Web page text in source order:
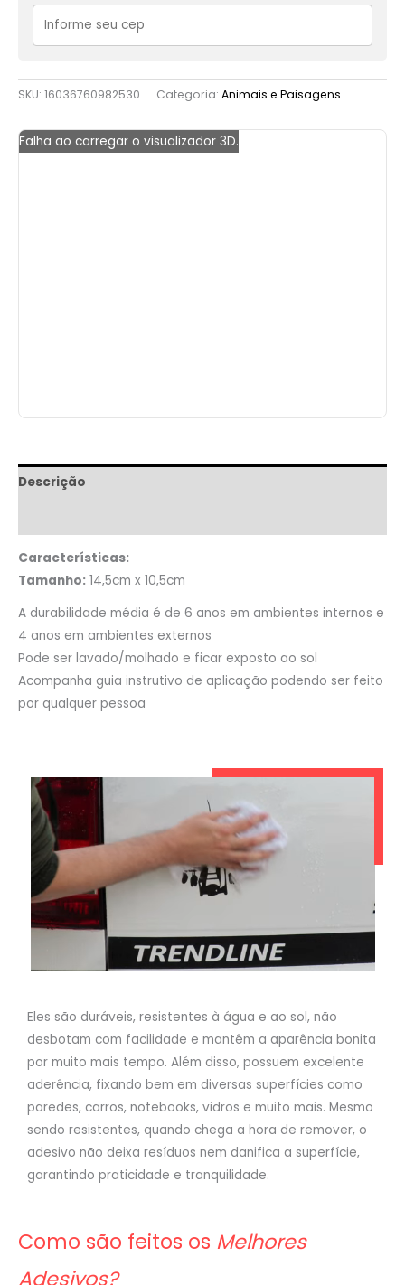
SKU: 16036760982530 Categoria: Animais e Paisagens
Falha ao carregar o visualizador 3D.
Descrição
Características:
Tamanho: 14,5cm x 10,5cm
A durabilidade média é de 6 anos em ambientes internos e
4 anos em ambientes externos
Pode ser lavado/molhado e ficar exposto ao sol
Acompanha guia instrutivo de aplicação podendo ser feito
por qualquer pessoa
Eles são duráveis, resistentes à água e ao sol, não
desbotam com facilidade e mantêm a aparência bonita
por muito mais tempo. Além disso, possuem excelente
aderência, fixando bem em diversas superfícies como
paredes, carros, notebooks, vidros e muito mais. Mesmo
sendo resistentes, quando chega a hora de remover, o
adesivo não deixa resíduos nem danifica a superfície,
garantindo praticidade e tranquilidade.
Como são feitos os Melhores
Adesivos?